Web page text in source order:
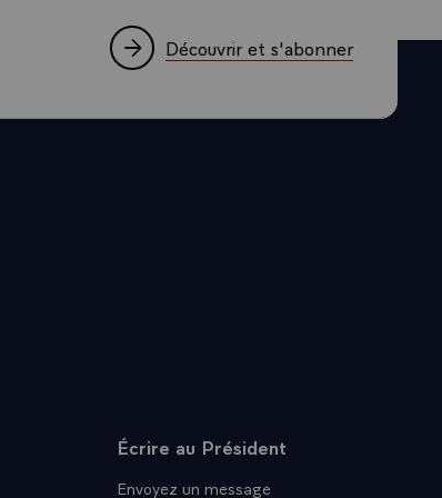
a-
Découvrir et s'abonner
Écrire au Président
Envoyez un message